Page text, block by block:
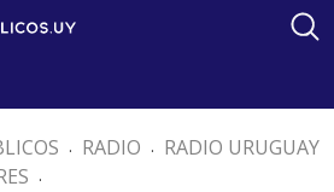
. RADIO . RADIO URUGUAY
.